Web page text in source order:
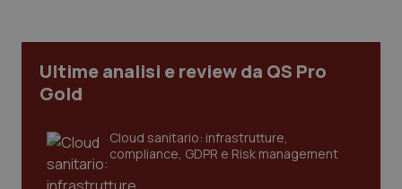
Ultime analisi e review da QS Pro
Gold
Cloud sanitario: infrastrutture,
compliance, GDPR e Risk management
CookieScriptConsent
CookieScript
www.quotidianosanita.it